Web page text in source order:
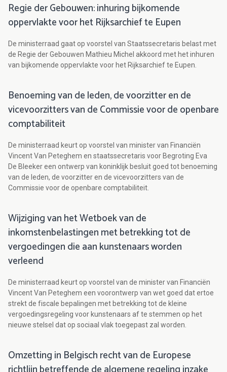
Regie der Gebouwen: inhuring bijkomende
oppervlakte voor het Rijksarchief te Eupen
De ministerraad gaat op voorstel van Staatssecretaris belast met
de Regie der Gebouwen Mathieu Michel akkoord met het inhuren
van bijkomende oppervlakte voor het Rijksarchief te Eupen.
Benoeming van de leden, de voorzitter en de
vicevoorzitters van de Commissie voor de openbare
comptabiliteit
De ministerraad keurt op voorstel van minister van Financiën
Vincent Van Peteghem en staatssecretaris voor Begroting Eva
De Bleeker een ontwerp van koninklijk besluit goed tot benoeming
van de leden, de voorzitter en de vicevoorzitters van de
Commissie voor de openbare comptabiliteit.
Wijziging van het Wetboek van de
inkomstenbelastingen met betrekking tot de
vergoedingen die aan kunstenaars worden
verleend
De ministerraad keurt op voorstel van de minister van Financiën
Vincent Van Peteghem een voorontwerp van wet goed dat ertoe
strekt de fiscale bepalingen met betrekking tot de kleine
vergoedingsregeling voor kunstenaars af te stemmen op het
nieuwe stelsel dat op sociaal vlak toegepast zal worden.
Omzetting in Belgisch recht van de Europese